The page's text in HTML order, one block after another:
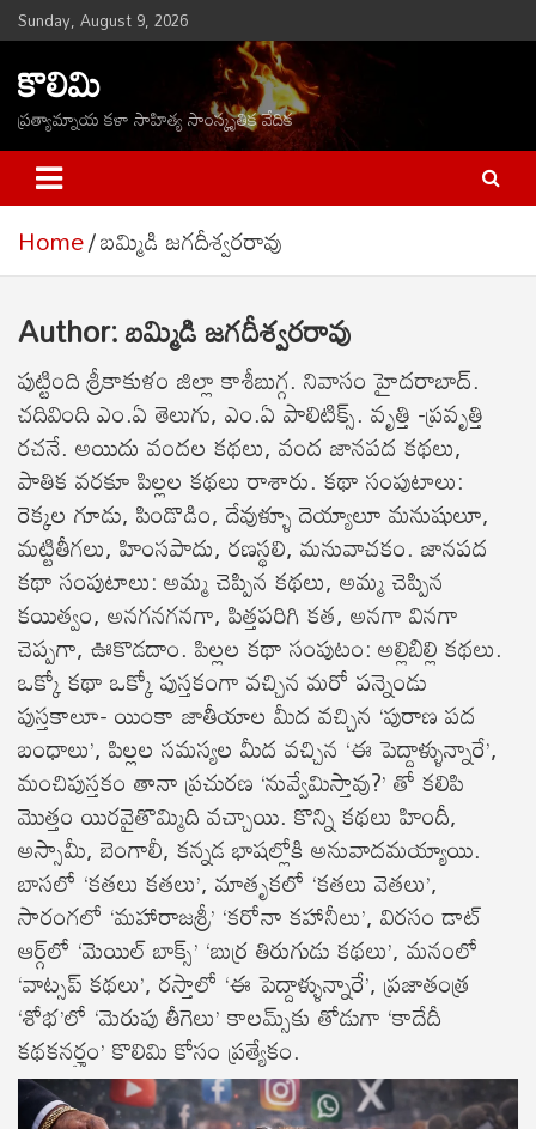
Skip
to
content
Sunday, August 9, 2026
కొలిమి
ప్రత్యామ్నాయ కళా సాహిత్య సాంస్కృతిక వేదిక
Home బ‌మ్మిడి జ‌గ‌దీశ్వ‌ర‌రావు
Author:బ‌మ్మిడి జ‌గ‌దీశ్వ‌ర‌రావు
పుట్టింది శ్రీకాకుళం జిల్లా కాశీబుగ్గ. నివాసం హైదరాబాద్.
చదివింది ఎం.ఏ తెలుగు, ఎం.ఏ పాలిటిక్స్. వృత్తి -ప్రవృత్తి
రచనే. అయిదు వందల కథలు, వంద జానపద కథలు,
పాతిక వరకూ పిల్లల కథలు రాశారు. కథా సంపుటాలు:
రెక్కల గూడు, పిండొడిం, దేవుళ్ళూ దెయ్యాలూ మనుషులూ,
మట్టితీగలు, హింసపాదు, రణస్థలి, మనువాచకం. జానపద
కథా సంపుటాలు: అమ్మ చెప్పిన కథలు, అమ్మ చెప్పిన
కయిత్వం, అనగనగనగా, పిత్తపరిగి కత, అనగా వినగా
చెప్పగా, ఊకొడదాం. పిల్లల కథా సంపుటం: అల్లిబిల్లి కథలు.
ఒక్కో కథా ఒక్కో పుస్తకంగా వచ్చిన మరో పన్నెండు
పుస్తకాలూ- యింకా జాతీయాల మీద వచ్చిన ‘పురాణ పద
బంధాలు’, పిల్లల సమస్యల మీద వచ్చిన ‘ఈ పెద్దాళ్ళున్నారే’,
మంచిపుస్తకం తానా ప్రచురణ ‘నువ్వేమిస్తావు?’ తో కలిపి
మొత్తం యిరవైతొమ్మిది వచ్చాయి. కొన్ని కథలు హిందీ,
అస్సామీ, బెంగాలీ, కన్నడ భాషల్లోకి అనువాదమయ్యాయి.
బాసలో ‘కతలు కతలు’, మాతృకలో ‘కతలు వెతలు’,
సారంగలో ‘మహారాజశ్రీ’ ‘కరోనా కహానీలు’, విరసం డాట్
ఆర్గ్‌లో ‘మెయిల్ బాక్స్’ ‘బుర్ర తిరుగుడు కథలు’, మనంలో
‘వాట్సప్ కథలు’, రస్తాలో ‘ఈ పెద్దాళ్ళున్నారే’, ప్రజాతంత్ర
‘శోభ’లో ‘మెరుపు తీగెలు’ కాలమ్స్‌కు తోడుగా ‘కాదేదీ
కథకనర్హం’ కొలిమి కోసం ప్రత్యేకం.